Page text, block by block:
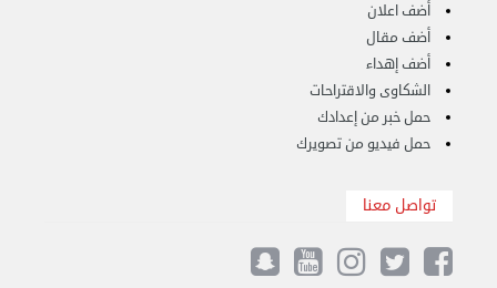
الأحد 17 سبتمبر 2023 01:24 م
أضف اعلان
أضف مقال
أضف إهداء
الشكاوى والاقتراحات
حمل خبر من إعدادك
حمل فيديو من تصويرك
تواصل معنا